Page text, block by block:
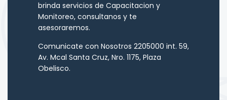
brinda servicios de Capacitacion y
Monitoreo, consultanos y te
asesoraremos.
Comunicate con Nosotros 2205000 int. 59,
Av. Mcal Santa Cruz, Nro. 1175, Plaza
Obelisco.